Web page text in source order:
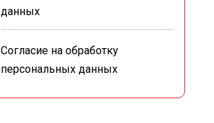
данных
Согласие на обработку
персональных данных